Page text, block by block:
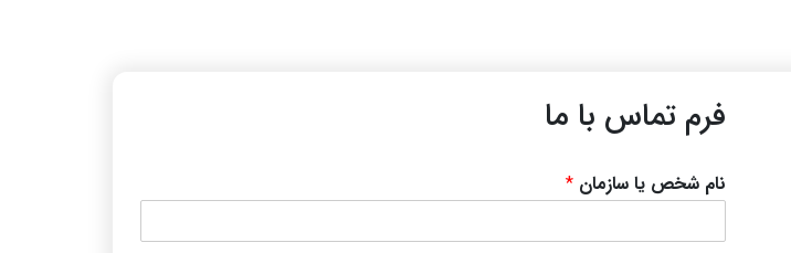
فرم تماس با ما
نام شخص یا سازمان *